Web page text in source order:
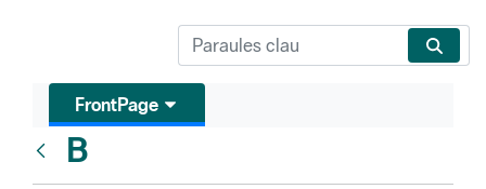
FrontPage
B